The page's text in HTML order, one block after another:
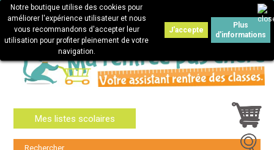
Connexion
Mes listes scolaires
Notre boutique utilise des cookies pour
améliorer l'expérience utilisateur et nous
vous recommandons d'accepter leur
utilisation pour profiter pleinement de votre
navigation.
J'accepte
Plus
d'informations